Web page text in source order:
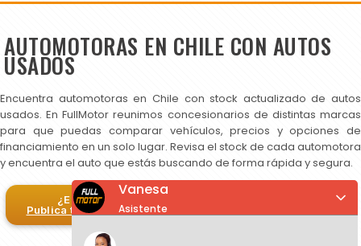
AUTOMOTORAS EN CHILE CON AUTOS
USADOS
Encuentra automotoras en Chile con stock actualizado de autos
usados. En FullMotor reunimos concesionarios de distintas marcas
para que puedas comparar vehículos, precios y opciones de
financiamiento en un solo lugar. Revisa el stock de cada automotora
y encuentra el auto que estás buscando de forma rápida y segura.
¿Eres automotora?
Publica tus autos en FullMotor
Vanesa
Asistente